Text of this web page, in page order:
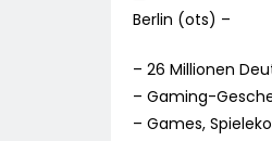
Berlin (ots) –
– 26 Millionen
– Gaming-
– Games,